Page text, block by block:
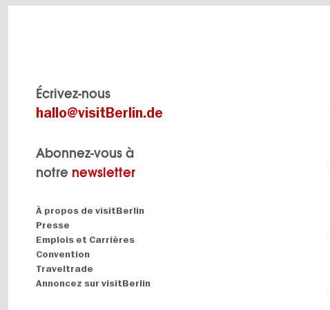
Écrivez-nous
hallo@visitBerlin.de
Abonnez-vous à
notre newsletter
Navigation:
About
À propos de visitBerlin
Presse
Emplois et Carrières
Convention
Traveltrade
Annoncez sur visitBerlin